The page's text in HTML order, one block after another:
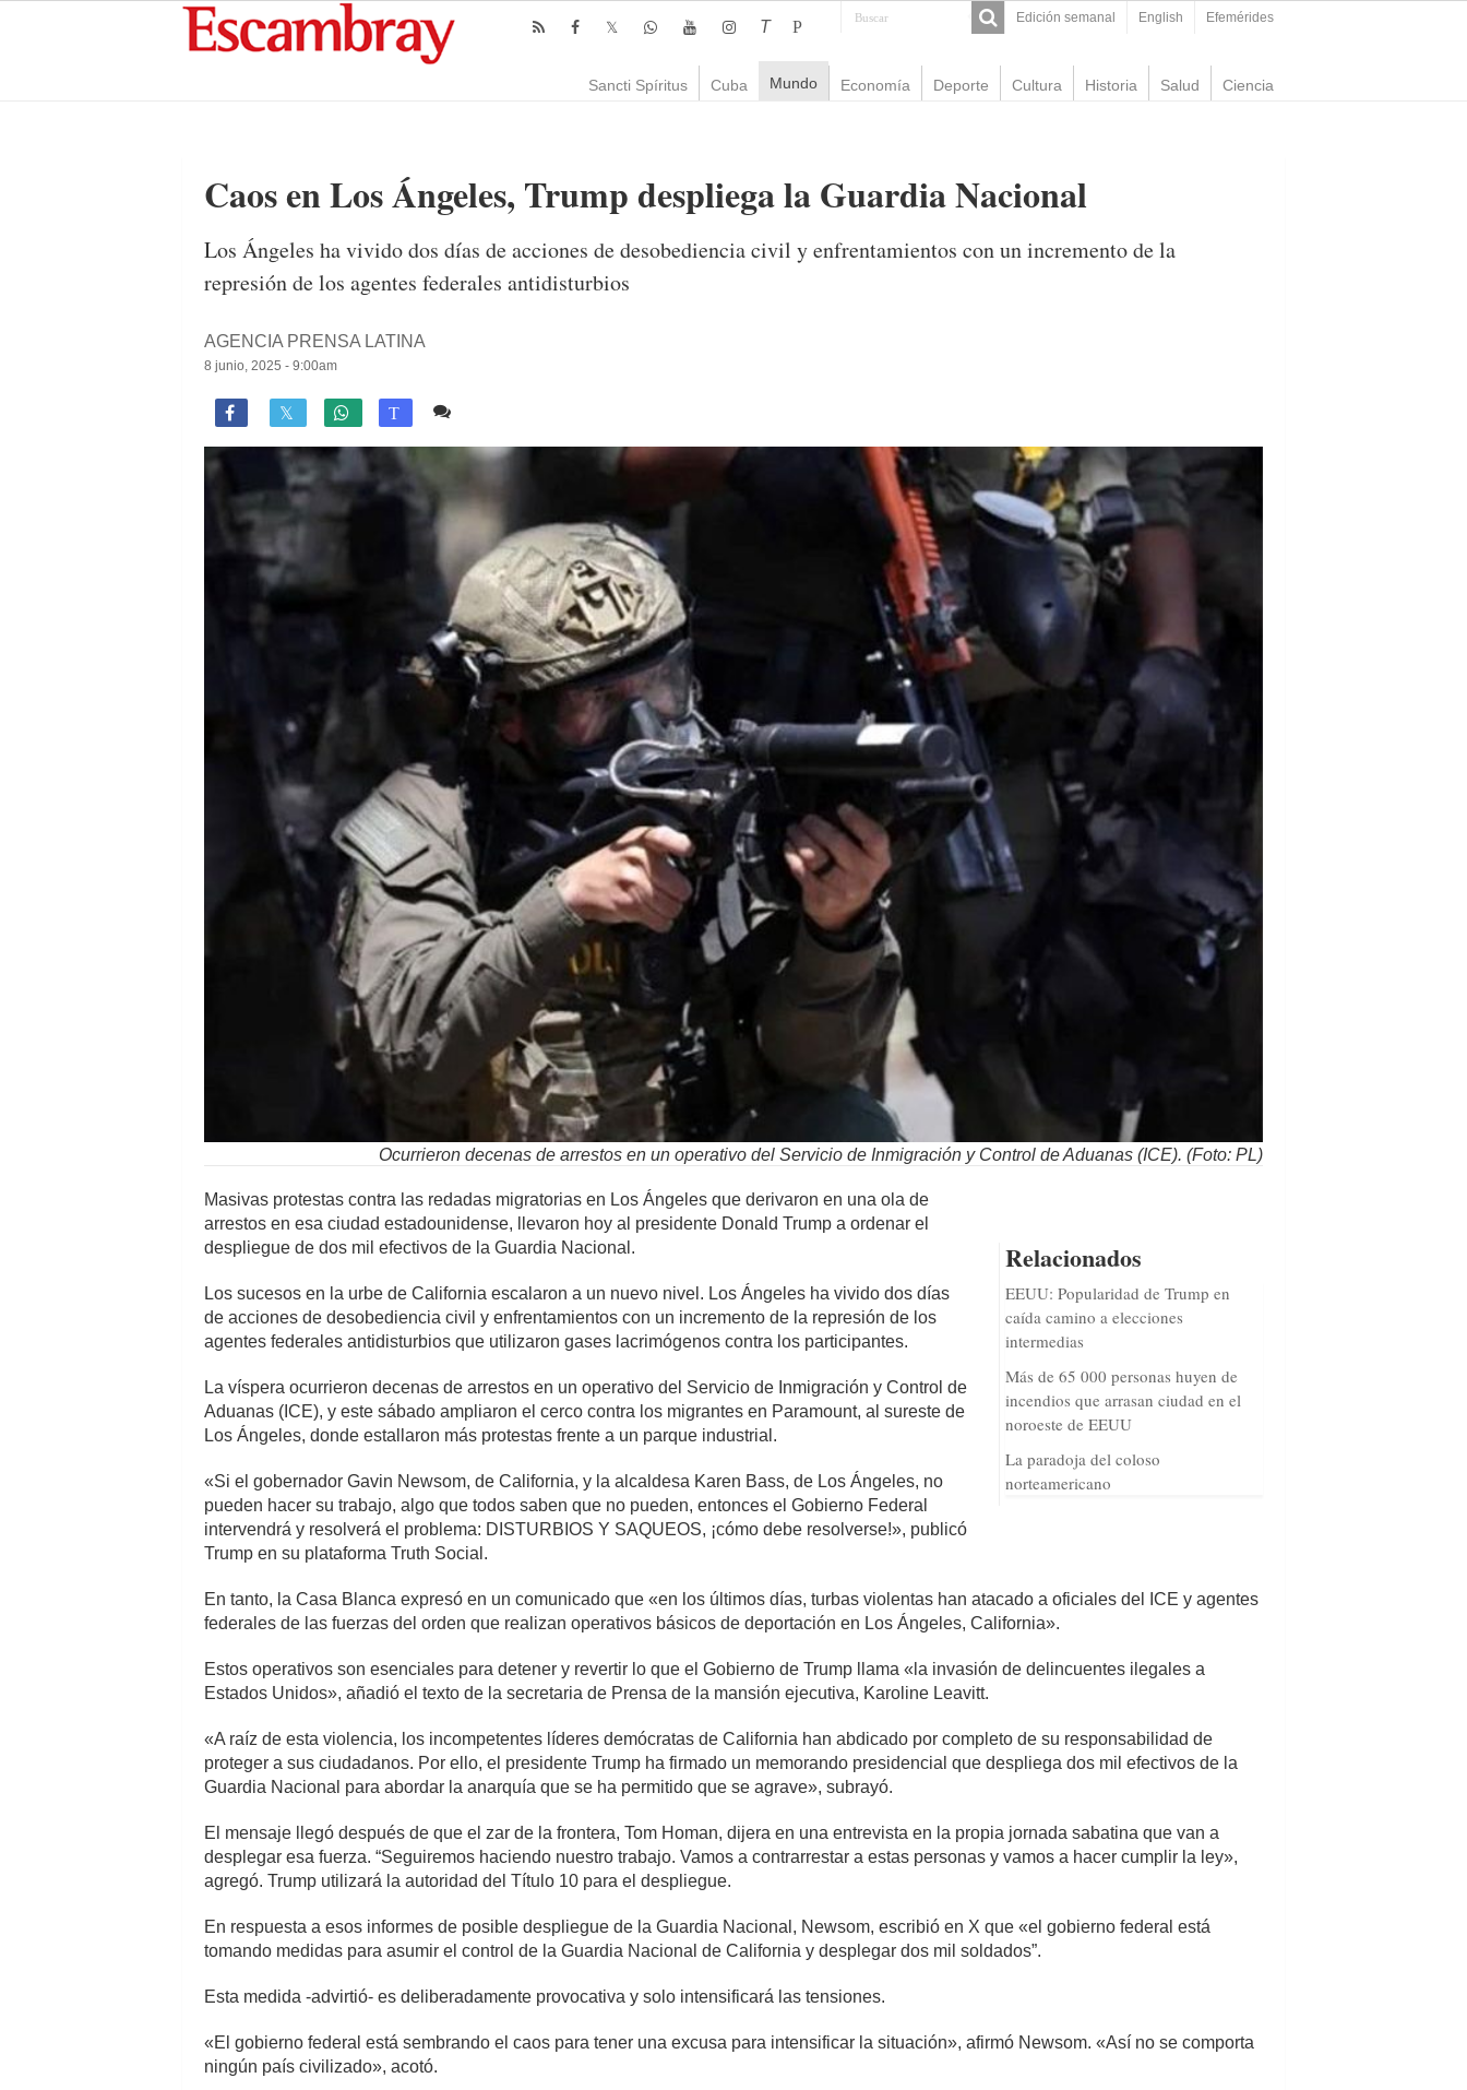
Edición semanal English Efemérides
T P
Sancti Spíritus Cuba Mundo Economía Deporte Cultura Historia Salud Ciencia
Caos en Los Ángeles, Trump despliega la Guardia Nacional
Los Ángeles ha vivido dos días de acciones de desobediencia civil y enfrentamientos con un incremento de la
represión de los agentes federales antidisturbios
AGENCIA PRENSA LATINA
8 junio, 2025 - 9:00am
 T
Ocurrieron decenas de arrestos en un operativo del Servicio de Inmigración y Control de Aduanas (ICE). (Foto: PL)
Relacionados
EEUU: Popularidad de Trump en
caída camino a elecciones
intermedias
Más de 65 000 personas huyen de
incendios que arrasan ciudad en el
noroeste de EEUU
La paradoja del coloso
norteamericano
Masivas protestas contra las redadas migratorias en Los Ángeles que derivaron en una ola de
arrestos en esa ciudad estadounidense, llevaron hoy al presidente Donald Trump a ordenar el
despliegue de dos mil efectivos de la Guardia Nacional.
Los sucesos en la urbe de California escalaron a un nuevo nivel. Los Ángeles ha vivido dos días
de acciones de desobediencia civil y enfrentamientos con un incremento de la represión de los
agentes federales antidisturbios que utilizaron gases lacrimógenos contra los participantes.
La víspera ocurrieron decenas de arrestos en un operativo del Servicio de Inmigración y Control de
Aduanas (ICE), y este sábado ampliaron el cerco contra los migrantes en Paramount, al sureste de
Los Ángeles, donde estallaron más protestas frente a un parque industrial.
«Si el gobernador Gavin Newsom, de California, y la alcaldesa Karen Bass, de Los Ángeles, no
pueden hacer su trabajo, algo que todos saben que no pueden, entonces el Gobierno Federal
intervendrá y resolverá el problema: DISTURBIOS Y SAQUEOS, ¡cómo debe resolverse!», publicó
Trump en su plataforma Truth Social.
En tanto, la Casa Blanca expresó en un comunicado que «en los últimos días, turbas violentas han atacado a oficiales del ICE y agentes
federales de las fuerzas del orden que realizan operativos básicos de deportación en Los Ángeles, California».
Estos operativos son esenciales para detener y revertir lo que el Gobierno de Trump llama «la invasión de delincuentes ilegales a
Estados Unidos», añadió el texto de la secretaria de Prensa de la mansión ejecutiva, Karoline Leavitt.
«A raíz de esta violencia, los incompetentes líderes demócratas de California han abdicado por completo de su responsabilidad de
proteger a sus ciudadanos. Por ello, el presidente Trump ha firmado un memorando presidencial que despliega dos mil efectivos de la
Guardia Nacional para abordar la anarquía que se ha permitido que se agrave», subrayó.
El mensaje llegó después de que el zar de la frontera, Tom Homan, dijera en una entrevista en la propia jornada sabatina que van a
desplegar esa fuerza. “Seguiremos haciendo nuestro trabajo. Vamos a contrarrestar a estas personas y vamos a hacer cumplir la ley»,
agregó. Trump utilizará la autoridad del Título 10 para el despliegue.
En respuesta a esos informes de posible despliegue de la Guardia Nacional, Newsom, escribió en X que «el gobierno federal está
tomando medidas para asumir el control de la Guardia Nacional de California y desplegar dos mil soldados”.
Esta medida -advirtió- es deliberadamente provocativa y solo intensificará las tensiones.
«El gobierno federal está sembrando el caos para tener una excusa para intensificar la situación», afirmó Newsom. «Así no se comporta
ningún país civilizado», acotó.